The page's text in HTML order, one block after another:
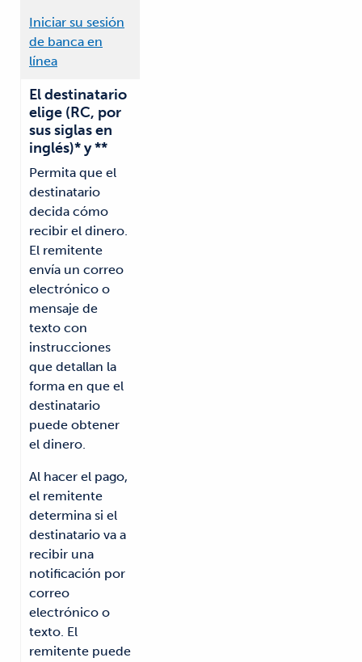
Iniciar su sesión
de banca en
línea
El destinatario
elige (RC, por
sus siglas en
inglés)* y **
Permita que el
destinatario
decida cómo
recibir el dinero.
El remitente
envía un correo
electrónico o
mensaje de
texto con
instrucciones
que detallan la
forma en que el
destinatario
puede obtener
el dinero.
Al hacer el pago,
el remitente
determina si el
destinatario va a
recibir una
notificación por
correo
electrónico o
texto. El
remitente puede